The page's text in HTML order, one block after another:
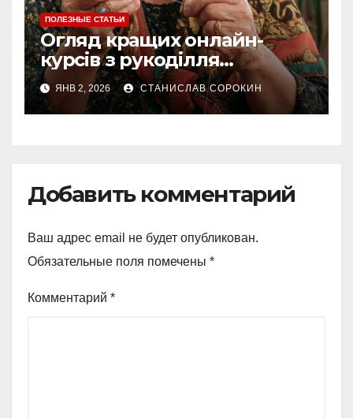
ПОЛЕЗНЫЕ СТАТЬИ
Огляд кращих онлайн-
курсів з рукоділля
українською мовою у 2025
році
ЯНВ 2, 2026 СТАНИСЛАВ СОРОКИН
Добавить комментарий
Ваш адрес email не будет опубликован.
Обязательные поля помечены *
Комментарий *